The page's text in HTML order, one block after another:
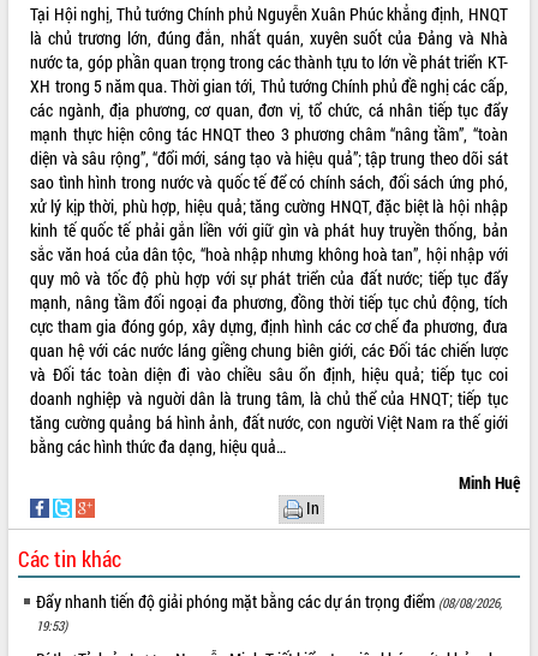
Tại Hội nghị, Thủ tướng Chính phủ Nguyễn Xuân Phúc khẳng định, HNQT
là chủ trương lớn, đúng đắn, nhất quán, xuyên suốt của Đảng và Nhà
nước ta, góp phần quan trọng trong các thành tựu to lớn về phát triển KT-
XH trong 5 năm qua. Thời gian tới, Thủ tướng Chính phủ đề nghị các cấp,
các ngành, địa phương, cơ quan, đơn vị, tổ chức, cá nhân tiếp tục đẩy
mạnh thực hiện công tác HNQT theo 3 phương châm “nâng tầm”, “toàn
diện và sâu rộng”, “đổi mới, sáng tạo và hiệu quả”; tập trung theo dõi sát
sao tình hình trong nước và quốc tế để có chính sách, đối sách ứng phó,
xử lý kịp thời, phù hợp, hiệu quả; tăng cường HNQT, đặc biệt là hội nhập
kinh tế quốc tế phải gắn liền với giữ gìn và phát huy truyền thống, bản
sắc văn hoá của dân tộc, “hoà nhập nhưng không hoà tan”, hội nhập với
quy mô và tốc độ phù hợp với sự phát triển của đất nước; tiếp tục đẩy
mạnh, nâng tầm đối ngoại đa phương, đồng thời tiếp tục chủ động, tích
cực tham gia đóng góp, xây dựng, định hình các cơ chế đa phương, đưa
quan hệ với các nước láng giềng chung biên giới, các Đối tác chiến lược
và Đối tác toàn diện đi vào chiều sâu ổn định, hiệu quả; tiếp tục coi
doanh nghiệp và nguời dân là trung tâm, là chủ thể của HNQT; tiếp tục
tăng cường quảng bá hình ảnh, đất nước, con người Việt Nam ra thế giới
bằng các hình thức đa dạng, hiệu quả…
Minh Huệ
In
Các tin khác
Đẩy nhanh tiến độ giải phóng mặt bằng các dự án trọng điểm (08/08/2026,
19:53)